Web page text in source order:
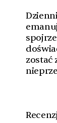
zostać